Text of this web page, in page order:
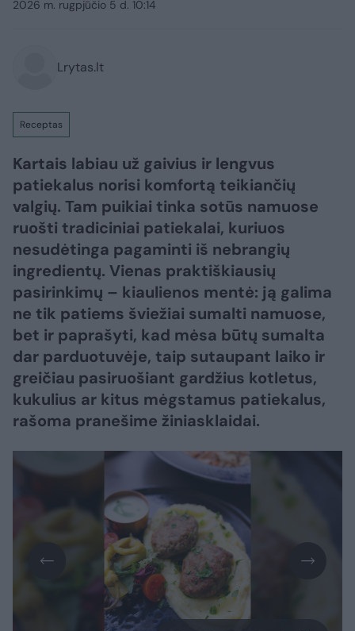
2026 m. rugpjūčio 5 d. 10:14
Lrytas.lt
Receptas
Kartais labiau už gaivius ir lengvus
patiekalus norisi komfortą teikiančių
valgių. Tam puikiai tinka sotūs namuose
ruošti tradiciniai patiekalai, kuriuos
nesudėtinga pagaminti iš nebrangių
ingredientų. Vienas praktiškiausių
pasirinkimų – kiaulienos mentė: ją galima
ne tik patiems šviežiai sumalti namuose,
bet ir paprašyti, kad mėsa būtų sumalta
dar parduotuvėje, taip sutaupant laiko ir
greičiau pasiruošiant gardžius kotletus,
kukulius ar kitus mėgstamus patiekalus,
rašoma pranešime žiniasklaidai.